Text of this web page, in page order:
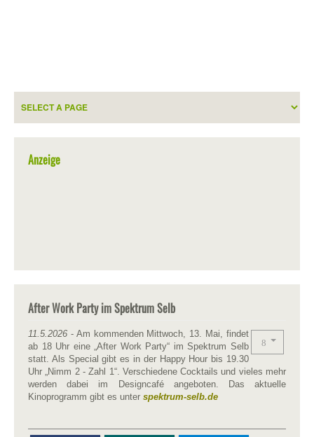
Anzeige
After Work Party im Spektrum Selb
11.5.2026 - Am kommenden Mittwoch, 13. Mai, findet
ab 18 Uhr eine „After Work Party“ im Spektrum Selb
statt. Als Special gibt es in der Happy Hour bis 19.30
Uhr „Nimm 2 - Zahl 1“. Verschiedene Cocktails und vieles mehr
werden dabei im Designcafé angeboten. Das aktuelle
Kinoprogramm gibt es unter spektrum-selb.de